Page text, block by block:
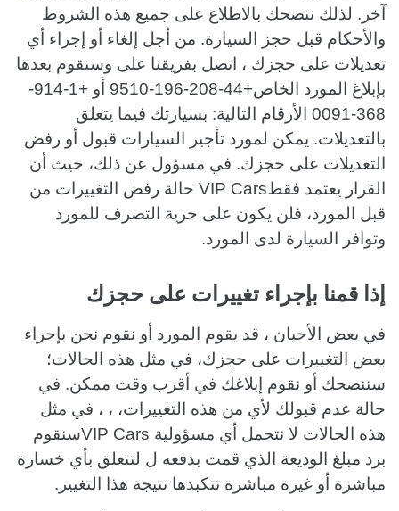
آخر. لذلك ننصحك بالاطلاع على جميع هذه الشروط
والأحكام قبل حجز السيارة. من أجل إلغاء أو إجراء أي
تعديلات على حجزك ، اتصل بفريقنا على وسنقوم بعدها
بإبلاغ المورد الخاص+44-208-196-9510 أو +1-914-
368-0091 الأرقام التالية: بسيارتك فيما يتعلق
بالتعديلات. يمكن لمورد تأجير السيارات قبول أو رفض
التعديلات على حجزك. في مسؤول عن ذلك، حيث أن
القرار يعتمد فقطVIP Cars حالة رفض التغييرات من
قبل المورد، فلن يكون على حرية التصرف للمورد
وتوافر السيارة لدى المورد.
إذا قمنا بإجراء تغييرات على حجزك
في بعض الأحيان ، قد يقوم المورد أو نقوم نحن بإجراء
بعض التغييرات على حجزك، في مثل هذه الحالات؛
سننصحك أو نقوم إبلاغك في أقرب وقت ممكن. في
حالة عدم قبولك لأي من هذه التغييرات، ، ، في مثل
هذه الحالات لا نتحمل أي مسؤولية VIP Carsسنقوم
برد مبلغ الوديعة الذي قمت بدفعه ل لتتعلق بأي خسارة
مباشرة أو غيرة مباشرة تتكبدها نتيجة هذا التغيير.